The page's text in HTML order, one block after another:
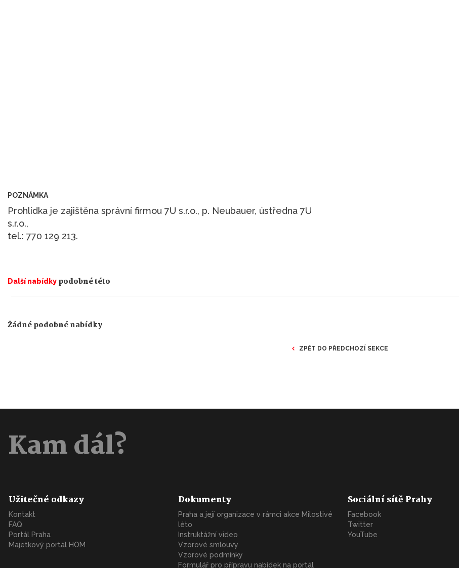
POZNÁMKA
Prohlídka je zajištěna správní firmou 7U s.r.o., p. Neubauer, ústředna 7U
s.r.o.,
tel.: 770 129 213.
Další nabídky podobné této
Žádné podobné nabídky
ZPĚT DO PŘEDCHOZÍ SEKCE
Kam dál?
Užitečné odkazy
Kontakt
FAQ
Portál Praha
Majetkový portál HOM
Dokumenty
Praha a její organizace v rámci akce Milostivé
léto
Instruktážní video
Vzorové smlouvy
Vzorové podmínky
Formulář pro přípravu nabídek na portál
Sociální sítě Prahy
Facebook
Twitter
YouTube